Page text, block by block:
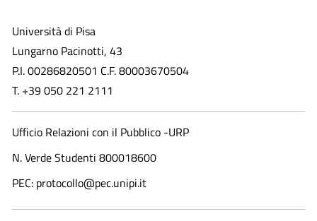
Università di Pisa
Lungarno Pacinotti, 43
P.I. 00286820501 C.F. 80003670504
T. +39 050 221 2111
Ufficio Relazioni con il Pubblico -URP
N. Verde Studenti 800018600​
PEC: protocollo@pec.unipi.it